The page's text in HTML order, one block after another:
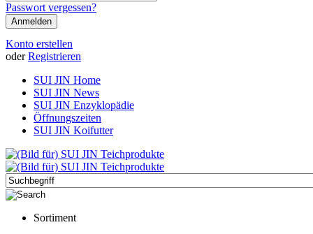
Passwort vergessen?
Konto erstellen
oder Registrieren
SUI JIN Home
SUI JIN News
SUI JIN Enzyklopädie
Öffnungszeiten
SUI JIN Koifutter
Sortiment